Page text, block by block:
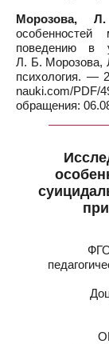
Морозова,
поведению в
Л. Б. Морозова,
психология.
обращения: